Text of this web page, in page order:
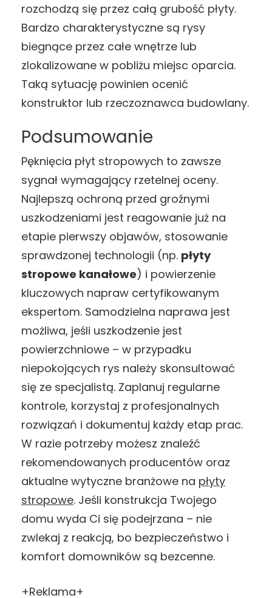
rozchodzą się przez całą grubość płyty.
Bardzo charakterystyczne są rysy
biegnące przez całe wnętrze lub
zlokalizowane w pobliżu miejsc oparcia.
Taką sytuację powinien ocenić
konstruktor lub rzeczoznawca budowlany.
Podsumowanie
Pęknięcia płyt stropowych to zawsze
sygnał wymagający rzetelnej oceny.
Najlepszą ochroną przed groźnymi
uszkodzeniami jest reagowanie już na
etapie pierwszy objawów, stosowanie
sprawdzonej technologii (np. płyty
stropowe kanałowe) i powierzenie
kluczowych napraw certyfikowanym
ekspertom. Samodzielna naprawa jest
możliwa, jeśli uszkodzenie jest
powierzchniowe – w przypadku
niepokojących rys należy skonsultować
się ze specjalistą. Zaplanuj regularne
kontrole, korzystaj z profesjonalnych
rozwiązań i dokumentuj każdy etap prac.
W razie potrzeby możesz znaleźć
rekomendowanych producentów oraz
aktualne wytyczne branżowe na płyty
stropowe. Jeśli konstrukcja Twojego
domu wyda Ci się podejrzana – nie
zwlekaj z reakcją, bo bezpieczeństwo i
komfort domowników są bezcenne.
+Reklama+